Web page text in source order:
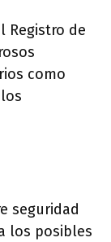
Registro de
como
seguridad
los posibles